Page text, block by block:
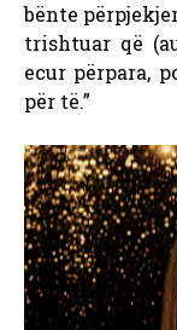
bënte
trishtuar që
ecur përpara,
për të.”